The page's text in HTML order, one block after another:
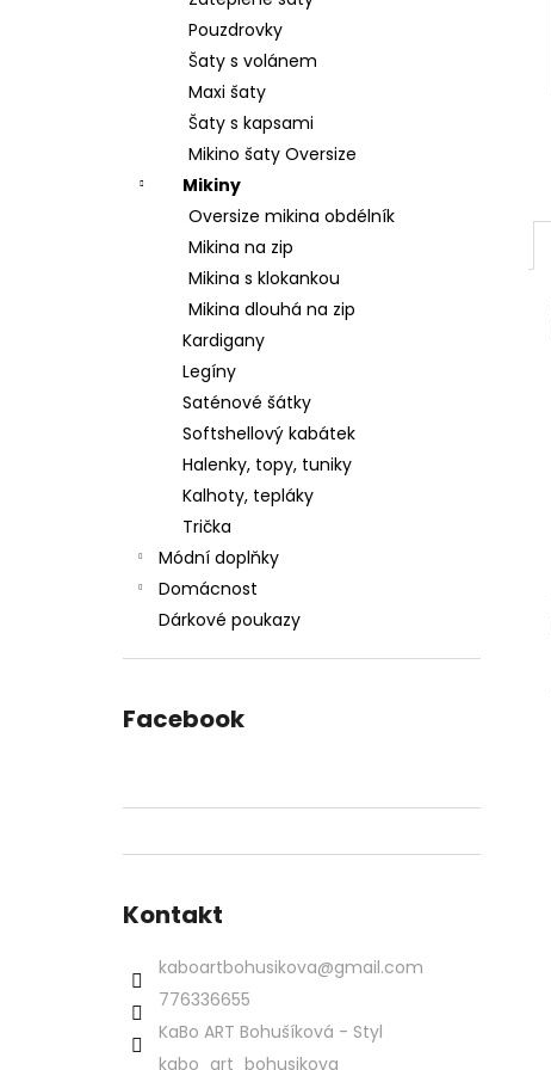
Pouzdrovky
Šaty s volánem
Maxi šaty
Šaty s kapsami
Mikino šaty Oversize
Mikiny
Oversize mikina obdélník
Mikina na zip
Mikina s klokankou
Mikina dlouhá na zip
Kardigany
Legíny
Saténové šátky
Softshellový kabátek
Halenky, topy, tuniky
Kalhoty, tepláky
Trička
Módní doplňky
Domácnost
Dárkové poukazy
Facebook
Kontakt
kaboartbohusikova@gmail.com
776336655
KaBo ART Bohušíková - Styl
kabo_art_bohusikova
2 599 Kč